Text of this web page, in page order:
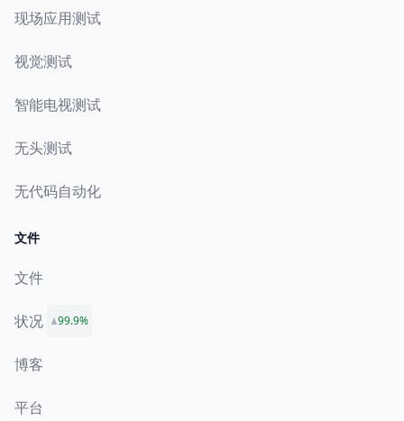
现场应用测试
视觉测试
智能电视测试
无头测试
无代码自动化
文件
文件
状况 99.9%
博客
平台